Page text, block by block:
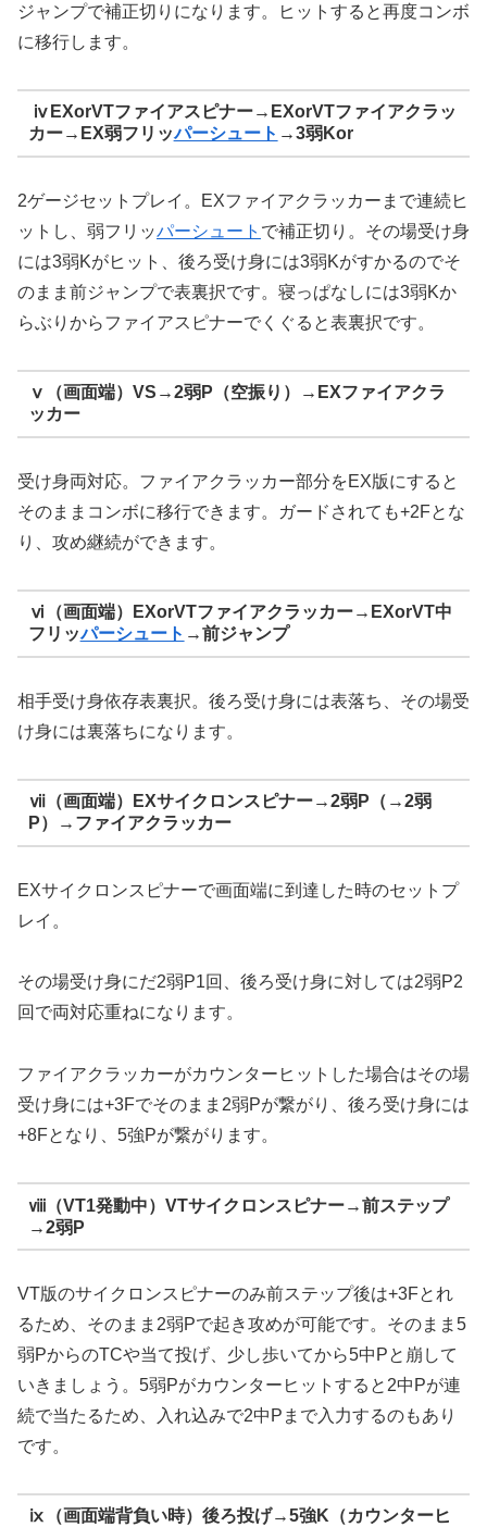
ジャンプで補正切りになります。ヒットすると再度コンボ
に移行します。
ⅳEXorVTファイアスピナー→EXorVTファイアクラッ
カー→EX弱フリッパーシュート →3弱Kor
2ゲージセットプレイ。EXファイアクラッカーまで連続ヒ
ットし、弱フリッパーシュート で補正切り。その場受け身
には3弱Kがヒット、後ろ受け身には3弱Kがすかるのでそ
のまま前ジャンプで表裏択です。寝っぱなしには3弱Kか
らぶりからファイアスピナーでくぐると表裏択です。
ⅴ（画面端）VS→2弱P（空振り）→EXファイアクラ
ッカー
受け身両対応。ファイアクラッカー部分をEX版にすると
そのままコンボに移行できます。ガードされても+2Fとな
り、攻め継続ができます。
ⅵ（画面端）EXorVTファイアクラッカー→EXorVT中
フリッパーシュート →前ジャンプ
相手受け身依存表裏択。後ろ受け身には表落ち、その場受
け身には裏落ちになります。
ⅶ（画面端）EXサイクロンスピナー→2弱P（→2弱
P）→ファイアクラッカー
EXサイクロンスピナーで画面端に到達した時のセットプ
レイ。
その場受け身にだ2弱P1回、後ろ受け身に対しては2弱P2
回で両対応重ねになります。
ファイアクラッカーがカウンターヒットした場合はその場
受け身には+3Fでそのまま2弱Pが繋がり、後ろ受け身には
+8Fとなり、5強Pが繋がります。
ⅷ（VT1発動中）VTサイクロンスピナー→前ステップ
→2弱P
VT版のサイクロンスピナーのみ前ステップ後は+3Fとれ
るため、そのまま2弱Pで起き攻めが可能です。そのまま5
弱PからのTCや当て投げ、少し歩いてから5中Pと崩して
いきましょう。5弱Pがカウンターヒットすると2中Pが連
続で当たるため、入れ込みで2中Pまで入力するのもあり
です。
ⅸ（画面端背負い時）後ろ投げ→5強K（カウンターヒ